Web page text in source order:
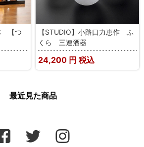
【つ
【STUDIO】小路口力恵作 ふ
くら 三連酒器
24,200 円 税込
最近見た商品